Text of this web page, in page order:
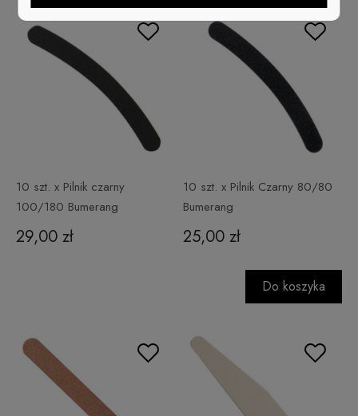
10 szt. x Pilnik czarny
100/180 Bumerang
29,00 zł
10 szt. x Pilnik Czarny 80/80
Bumerang
25,00 zł
Do koszyka